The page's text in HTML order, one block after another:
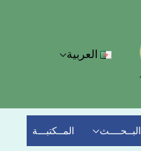
العربية
البــحــــث المــكتبـــة